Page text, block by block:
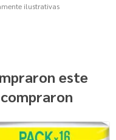
ilustrativas
este